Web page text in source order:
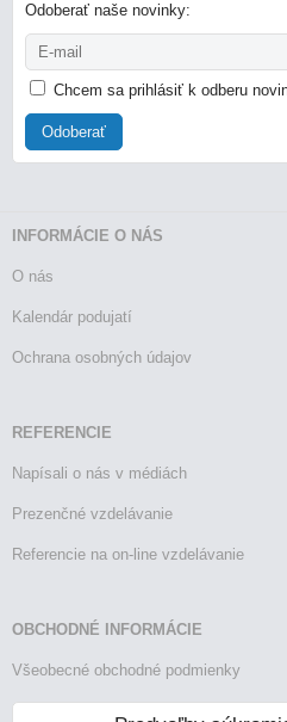
Odoberať naše novinky:
Chcem sa prihlásiť k odberu
Odoberať
INFORMÁCIE O NÁS
O nás
Kalendár podujatí
Ochrana osobných údajov
REFERENCIE
Napísali o nás v médiách
Prezenčné vzdelávanie
Referencie na on-line vzdelávanie
OBCHODNÉ INFORMÁCIE
Všeobecné obchodné podmienky
Reklamačný poriadok